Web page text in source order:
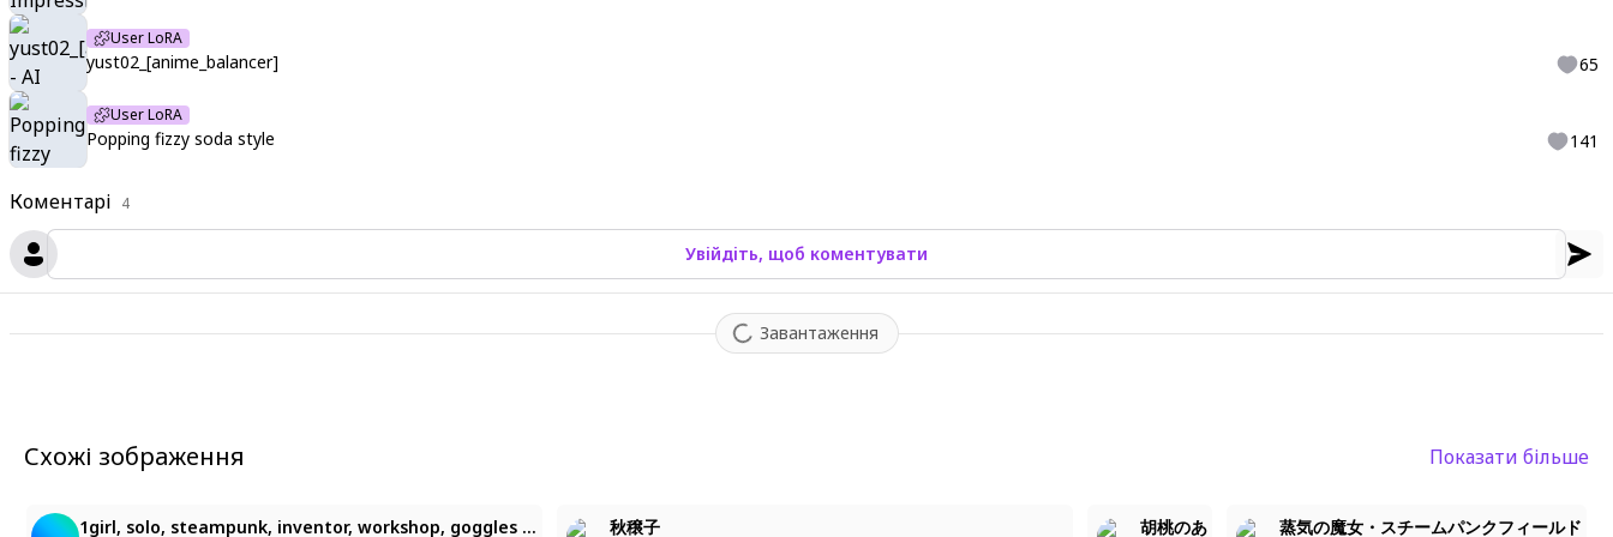
Коментарі 4
Увійдіть, щоб коментувати
Завантаження
User LoRA
yust02_[anime_balancer] 65
User LoRA
Popping fizzy soda style 141
Схожі зображення Показати більше
1girl, solo, steampunk, inventor, workshop, goggles on head, messy bun, brown hair, leather apron, holding a wrench, standing in front of a complex machine, gears, pipes, steam, glowing gauges, blueprints scattered, cluttered desk, warm lighting, focused expression, large anime eyes, vivid color palette, 748cmstyle, - lots of detail, delicate colors ✨, <lora:LCMTurboMix2fix:1>, VenMaySev Style__ ZC
秋穣子
胡桃のあ
蒸気の魔女・スチームパンクフィールド